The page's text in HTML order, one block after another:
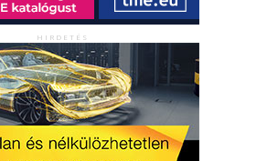
HIRDETÉS